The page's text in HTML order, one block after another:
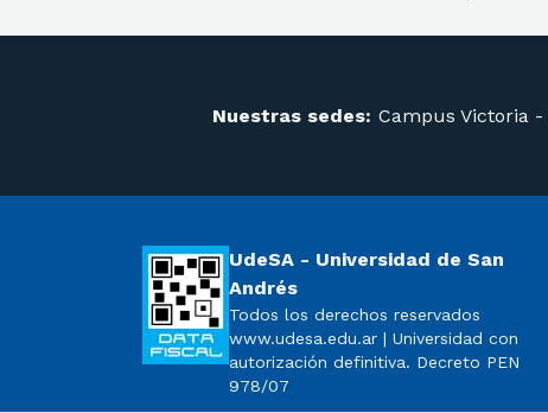
Nuestras sedes: Campus Victoria -
UdeSA - Universidad de San
Andrés
Todos los derechos reservados
www.udesa.edu.ar | Universidad con
autorización definitiva. Decreto PEN
978/07